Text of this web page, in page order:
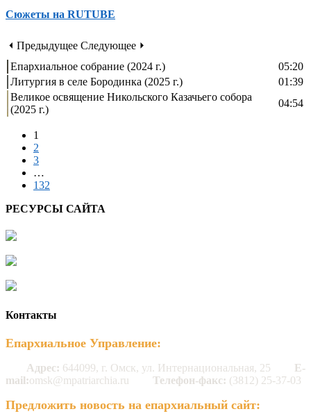
Сюжеты на RUTUBE
⏴ Предыдущее Следующее ⏵
Епархиальное собрание (2024 г.)
05:20
Литургия в селе Бородинка (2025 г.)
01:39
Великое освящение Никольского Казачьего собора
(2025 г.)
04:54
1
2
3
…
132
РЕСУРСЫ САЙТА
Контакты
Епархиальное Управление:
Адрес: 644099, г. Омск, ул. Интернациональная, 25
E-
mail:omsk@mpatriarchia.ru Телефон-факс: (3812) 25-37-03
Предложить новость на епархиальный сайт: